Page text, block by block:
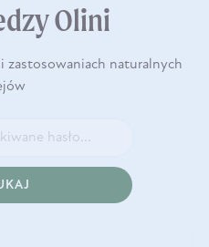
Olini
zastosowaniach naturalnych